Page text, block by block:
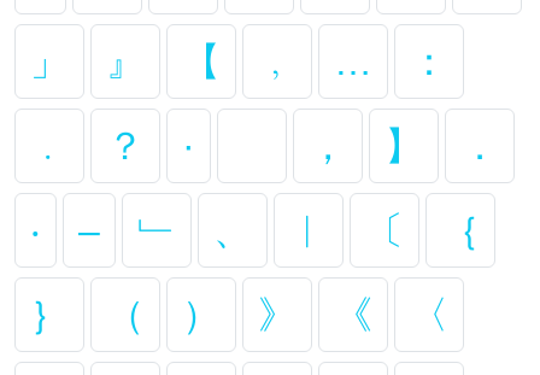
」
』 【 ﹐ …
：
﹒
？ · ， 】
．
‧
– ﹂ 、 ︱ 〔
｛
｝
（ ） 》 《
〈